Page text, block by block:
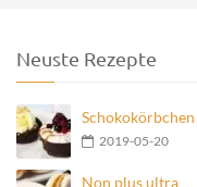
Neuste Rezepte
Schokokörbchen
2019-05-20
Non plus ultra